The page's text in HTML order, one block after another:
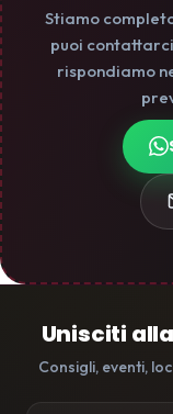
Stiamo
puoi
rispondiamo
Unisciti alla
Consigli, eventi,